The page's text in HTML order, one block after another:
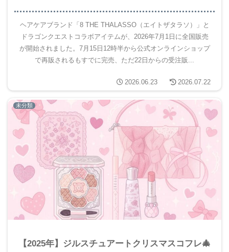
ヘアケアブランド「8 THE THALASSO（エイトザタラソ）」と
ドラゴンクエストコラボアイテムが、2026年7月1日に全国販売
が開始されました。7月15日12時半から公式オンラインショップ
で再販されるもすでに完売、ただ22日からの受注販...
2026.06.23 2026.07.22
未分類
【2025年】ジルスチュアートクリスマスコフレ🎄